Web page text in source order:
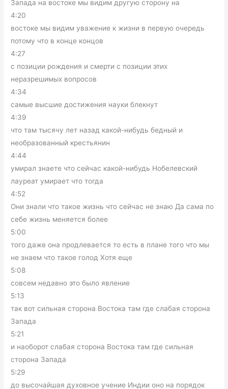
Запада на востоке мы видим другую сторону на
4:20
востоке мы видим уважение к жизни в первую очередь
потому что в конце концов
4:27
с позиции рождения и смерти с позиции этих
неразрешимых вопросов
4:34
самые высшие достижения науки блекнут
4:39
что там тысячу лет назад какой-нибудь бедный и
необразованный крестьянин
4:44
умирал знаете что сейчас какой-нибудь Нобелевский
лауреат умирает что тогда
4:52
Они знали что такое жизнь что сейчас не знаю Да сама по
себе жизнь меняется более
5:00
того даже она продлевается то есть в плане того что мы
не знаем что такое голод Хотя еще
5:08
совсем недавно это было явление
5:13
так вот сильная сторона Востока там где слабая сторона
Запада
5:21
и наоборот слабая сторона Востока там где сильная
сторона Запада
5:29
до высочайшая духовное учение Индии оно на порядок